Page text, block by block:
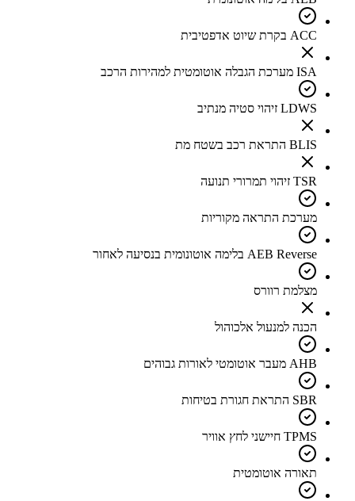
ACC בקרת שיוט אדפטיבית
ISA מערכת הגבלה אוטומטית למהירות הרכב
LDWS זיהוי סטיה מנתיב
BLIS התראת רכב בשטח מת
TSR זיהוי תמרורי תנועה
מערכת התראה מקוריות
AEB Reverse בלימה אוטונומית בנסיעה לאחור
מצלמת רוורס
הכנה למנעול אלכוהול
AHB מעבר אוטומטי לאורות גבוהים
SBR התראת חגורת בטיחות
TPMS חיישני לחץ אוויר
תאורה אוטומטית